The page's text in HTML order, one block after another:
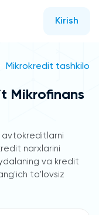
Kirish
Mikrokredit tashkiloti
Mikrofinans
avtokreditlarni
narxlarini
va kredit
to'lovsiz